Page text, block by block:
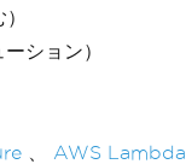
ション）
AWS Lambda